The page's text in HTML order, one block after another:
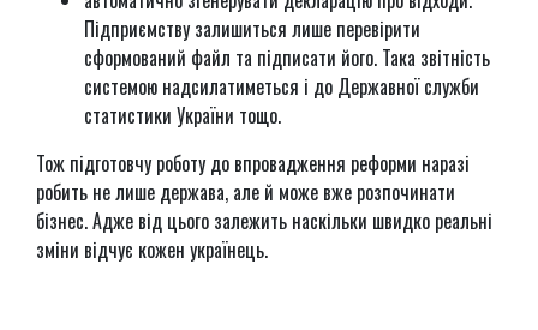
Підприємству залишиться лише перевірити
сформований файл та підписати його. Така звітність
системою надсилатиметься і до Державної служби
статистики України тощо.
Тож підготовчу роботу до впровадження реформи наразі
робить не лише держава, але й може вже розпочинати
бізнес. Адже від цього залежить наскільки швидко реальні
зміни відчує кожен українець.